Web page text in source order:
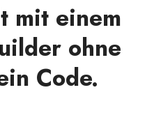
mit einem
ohne
Code.